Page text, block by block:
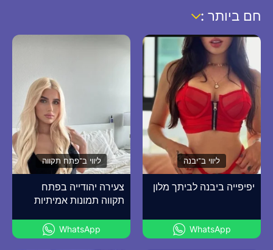
חם ביותר :
ליווי ב־יבנה
יפיפייה ביבנה לביתך מלון
WhatsApp
ליווי ב־פתח תקווה
צעירה יהודייה בפתח
תקווה תמונות אמיתיות
WhatsApp